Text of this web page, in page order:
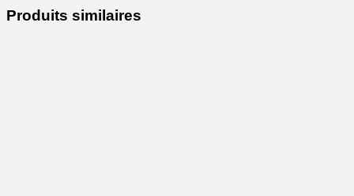
Produits similaires